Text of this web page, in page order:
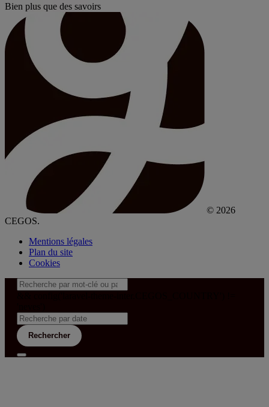
Bien plus que des savoirs
© 2026
CEGOS.
Mentions légales
Plan du site
Cookies
Rechercher